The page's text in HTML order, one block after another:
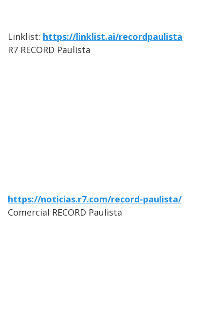
Linklist: https://linklist.ai/recordpaulista
R7 RECORD Paulista
https://noticias.r7.com/record-paulista/
Comercial RECORD Paulista